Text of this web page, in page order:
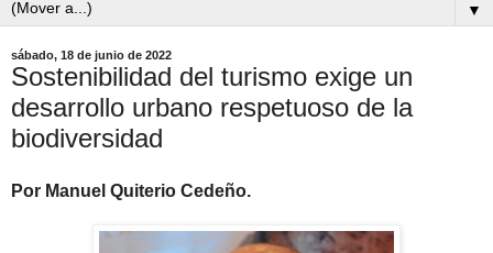
▼
sábado, 18 de junio de 2022
Sostenibilidad del turismo exige un
desarrollo urbano respetuoso de la
biodiversidad
Por Manuel Quiterio Cedeño.